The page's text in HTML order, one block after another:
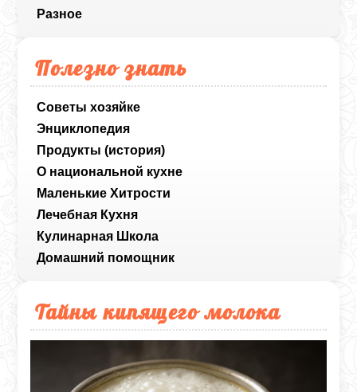
Разное
Полезно знать
Советы хозяйке
Энциклопедия
Продукты (история)
О национальной кухне
Маленькие Хитрости
Лечебная Кухня
Кулинарная Школа
Домашний помощник
Тайны кипящего молока